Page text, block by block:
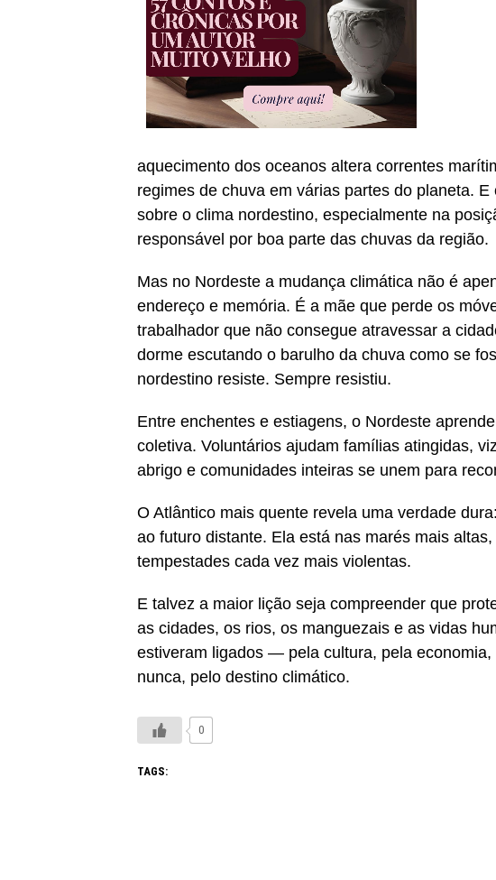
aquecimento dos oceanos altera correntes
regimes de chuva em várias partes do planeta.
sobre o clima nordestino, especialmente na
responsável por boa parte das chuvas da região.
Mas no Nordeste a mudança climática não é
endereço e memória. É a mãe que perde os
trabalhador que não consegue atravessar a
dorme escutando o barulho da chuva como se
nordestino resiste. Sempre resistiu.
Entre enchentes e estiagens, o Nordeste
coletiva. Voluntários ajudam famílias atingidas,
abrigo e comunidades inteiras se unem para
O Atlântico mais quente revela uma verdade
ao futuro distante. Ela está nas marés mais
tempestades cada vez mais violentas.
E talvez a maior lição seja compreender que
as cidades, os rios, os manguezais e as vidas
estiveram ligados — pela cultura, pela
nunca, pelo destino climático.
0
TAGS: